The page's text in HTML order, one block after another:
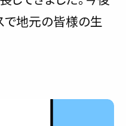
地元の皆様の生